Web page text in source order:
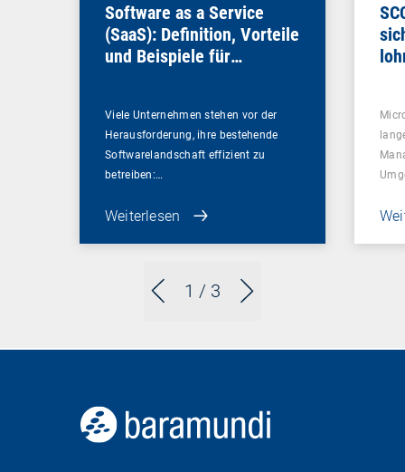
1 / 3
Software as a Service
(SaaS): Definition, Vorteile
und Beispiele für
Viele Unternehmen stehen vor der
Herausforderung, ihre bestehende
Softwarelandschaft effizient zu
betreiben:…
Weiterlesen